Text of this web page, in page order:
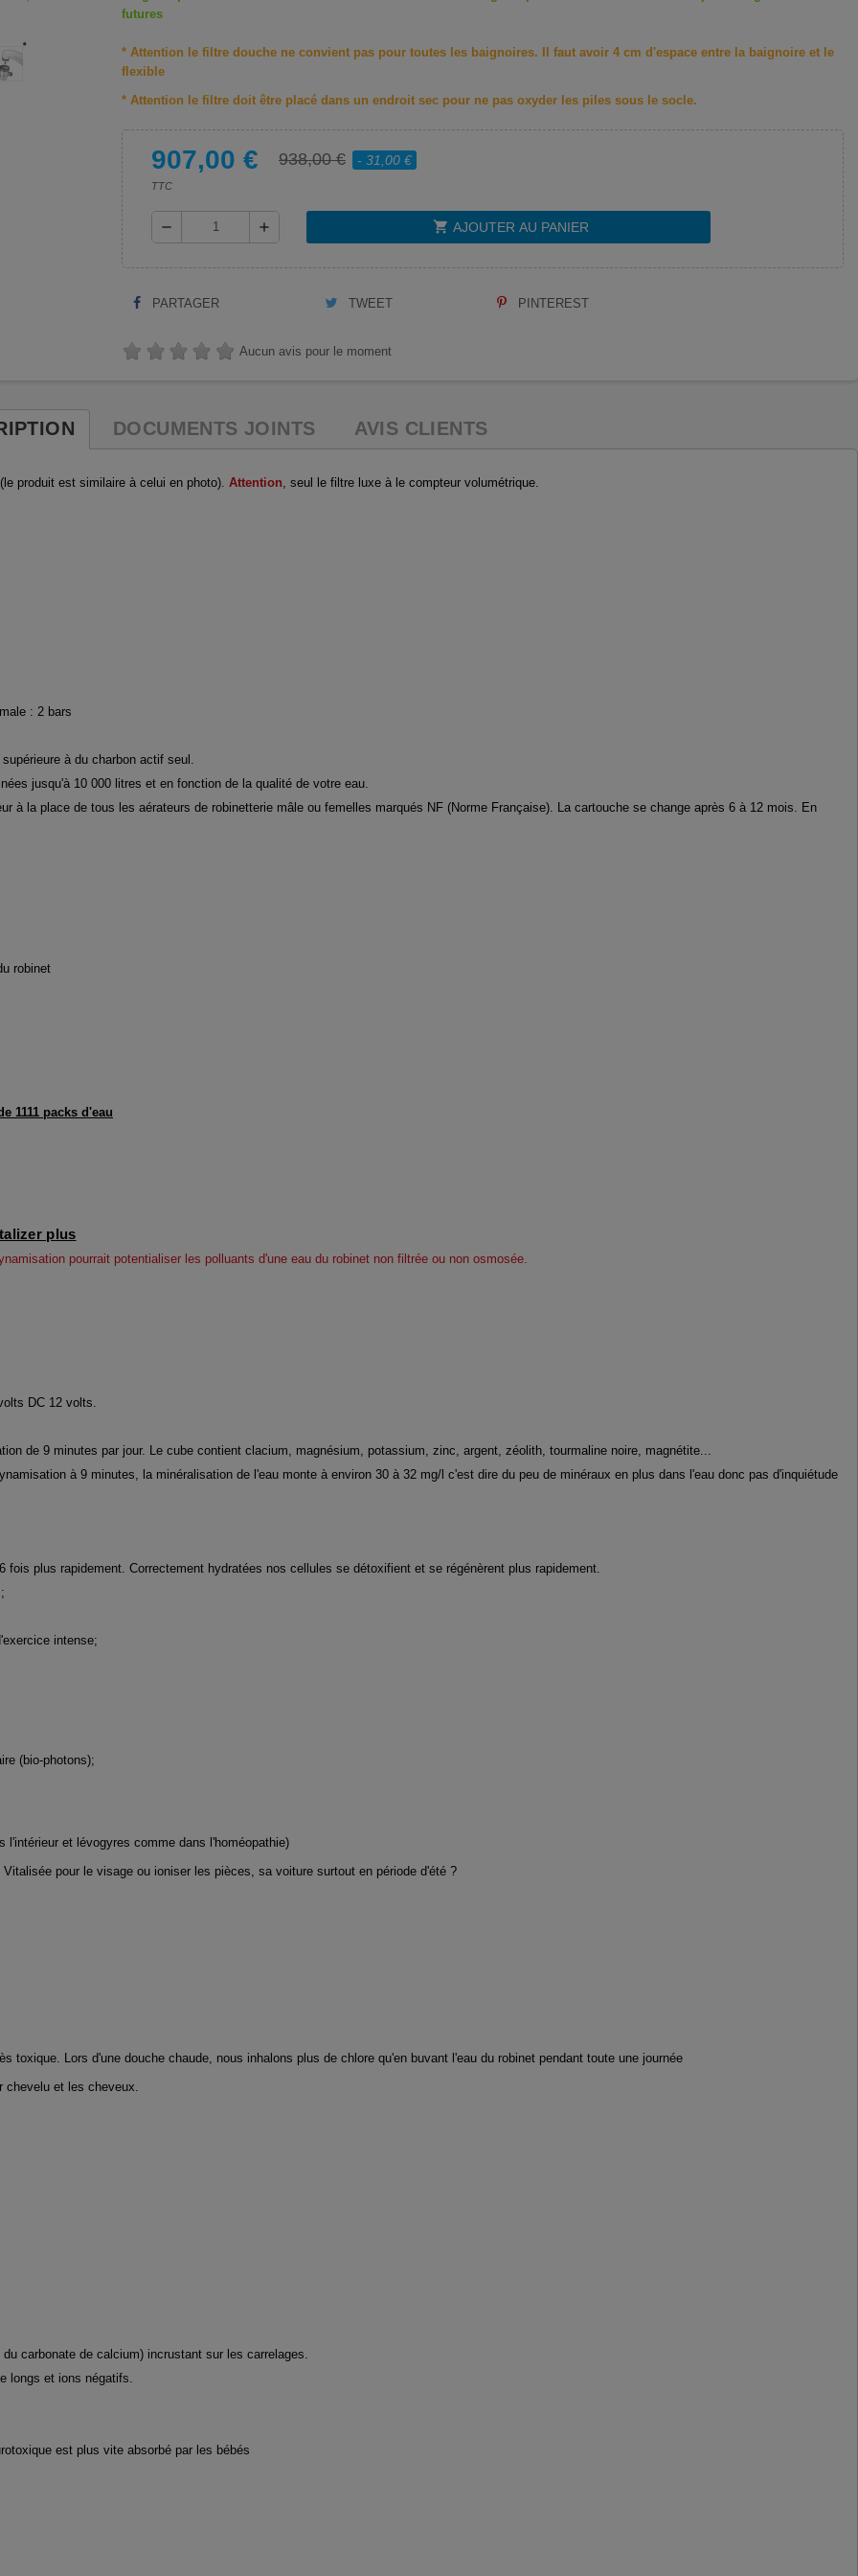
futures
* Attention le filtre douche ne convient pas pour toutes les baignoires. Il faut avoir 4 cm d'espace entre la baignoire et le
flexible
* Attention le filtre doit être placé dans un endroit sec pour ne pas oxyder les piles sous le socle.
907,00 € 938,00 € - 31,00 €
TTC
remove add shopping_cart AJOUTER AU PANIER
PARTAGER TWEET PINTEREST
Aucun avis pour le moment
DOCUMENTS JOINTS AVIS CLIENTS
produit est similaire à celui en photo). Attention , seul le filtre luxe à le compteur volumétrique.
: 2 bars
à du charbon actif seul.
jusqu'à 10 000 litres et en fonction de la qualité de votre eau.
à la place de tous les aérateurs de robinetterie mâle ou femelles marqués NF (Norme Française). La cartouche se change après 6 à 12 mois. En
robinet
1111 packs d'eau
plus
pourrait potentialiser les polluants d'une eau du robinet non filtrée ou non osmosée.
DC 12 volts.
de 9 minutes par jour. Le cube contient clacium, magnésium, potassium, zinc, argent, zéolith, tourmaline noire, magnétite...
à 9 minutes, la minéralisation de l'eau monte à environ 30 à 32 mg/l c'est dire du peu de minéraux en plus dans l'eau donc pas d'inquiétude
plus rapidement. Correctement hydratées nos cellules se détoxifient et se régénèrent plus rapidement.
intense;
(bio-photons);
et lévogyres comme dans l'homéopathie)
pour le visage ou ioniser les pièces, sa voiture surtout en période d'été ?
toxique. Lors d'une douche chaude, nous inhalons plus de chlore qu'en buvant l'eau du robinet pendant toute une journée
et les cheveux.
carbonate de calcium) incrustant sur les carrelages.
longs et ions négatifs.
est plus vite absorbé par les bébés